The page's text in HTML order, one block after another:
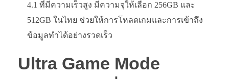
4.1 ที่มีความเร็วสูง มีความจุให้เลือก 256GB และ
512GB ในไทย ช่วยให้การโหลดเกมและการเข้าถึง
ข้อมูลทำได้อย่างรวดเร็ว
Ultra Game Mode